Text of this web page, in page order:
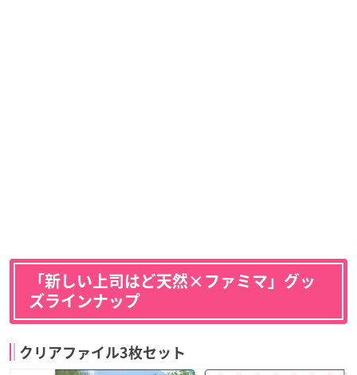
「新しい上司はど天然×ファミマ」グッ
ズラインナップ
クリアファイル3枚セット